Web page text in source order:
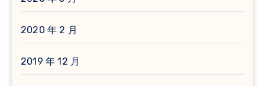
2020 年 2 月
2019 年 12 月